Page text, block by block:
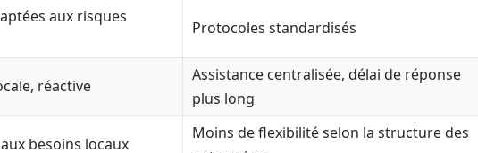
aux risques
Protocoles standardisés
réactive
Assistance centralisée, délai de réponse
plus long
besoins locaux
Moins de flexibilité selon la structure des